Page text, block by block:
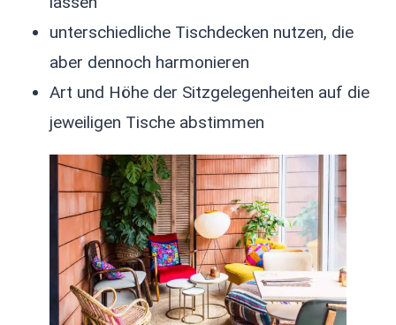
unterschiedliche Tischdecken nutzen, die
aber dennoch harmonieren
Art und Höhe der Sitzgelegenheiten auf die
jeweiligen Tische abstimmen